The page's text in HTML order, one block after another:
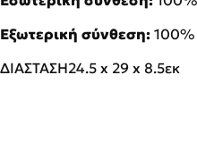
Εξωτερική σύνθεση:
ΔΙΑΣΤΑΣΗ24.5 x 29 x 8.5εκ